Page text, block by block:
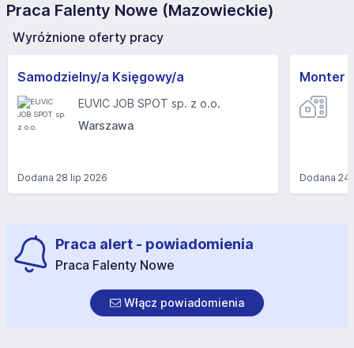
Praca Falenty Nowe (Mazowieckie)
Wyróżnione oferty pracy
Samodzielny/a Księgowy/a
EUVIC JOB SPOT sp. z o.o.
Warszawa
Dodana 28 lip 2026
Monter
Dodana24
Praca alert - powiadomienia
Praca Falenty Nowe
Włącz powiadomienia